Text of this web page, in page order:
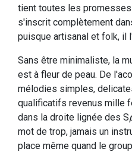
tient toutes les
s'inscrit complètement
puisque artisanal et folk, il
Sans être minimaliste, la
est à fleur de peau. De
mélodies simples,
qualificatifs revenus mille
dans la droite lignée des S
mot de trop, jamais un
place même quand le